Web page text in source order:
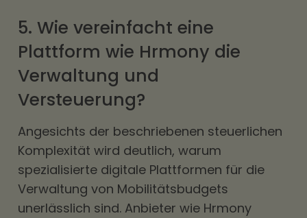
5. Wie vereinfacht eine
Plattform wie Hrmony die
Verwaltung und
Versteuerung?
Angesichts der beschriebenen steuerlichen
Komplexität wird deutlich, warum
spezialisierte digitale Plattformen für die
Verwaltung von Mobilitätsbudgets
unerlässlich sind. Anbieter wie Hrmony